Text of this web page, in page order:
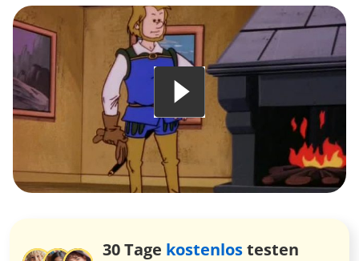
30 Tage kostenlostesten